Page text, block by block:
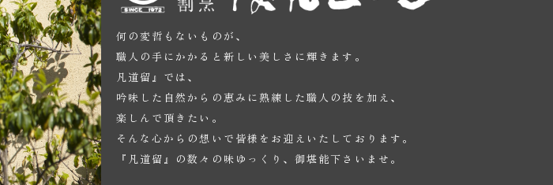
何の変哲もないものが、
職人の手にかかると新しい美しさに輝きます。
凡道留』では、
吟味した自然からの恵みに熟練した職人の技を加え、
楽しんで頂きたい。
そんな心からの想いで皆様をお迎えいたしております。
『凡道留』の数々の味ゆっくり、御堪能下さいませ。